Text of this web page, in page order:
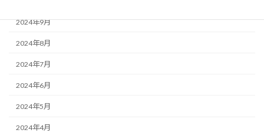
2024年9月
2024年8月
2024年7月
2024年6月
2024年5月
2024年4月